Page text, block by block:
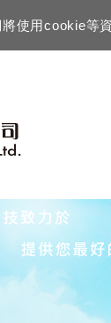
使用cookie等